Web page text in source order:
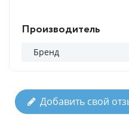
Производитель
Бренд
Добавить свой